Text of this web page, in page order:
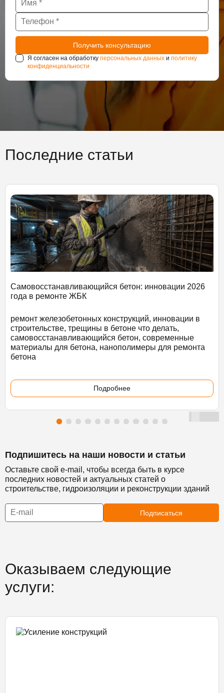
Я согласен на обработку персональных данных и политику
конфиденциальности
Последние статьи
Самовосстанавливающийся бетон: инновации 2026
года в ремонте ЖБК
ремонт железобетонных конструкций, инновации в
строительстве, трещины в бетоне что делать,
самовосстанавливающийся бетон, современные
материалы для бетона, нанополимеры для ремонта
бетона
Подробнее
Подпишитесь на наши новости и статьи
Оставьте свой e-mail, чтобы всегда быть в курсе
последних новостей и актуальных статей о
строительстве, гидроизоляции и реконструкции зданий
Подписаться
Оказываем следующие
услуги: